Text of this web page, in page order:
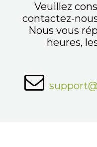
Veuillez
contactez-
Nous vous
heures,